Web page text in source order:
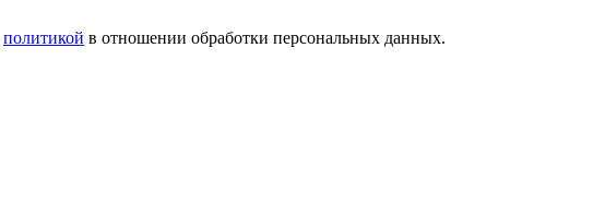
политикой в отношении обработки персональных данных.